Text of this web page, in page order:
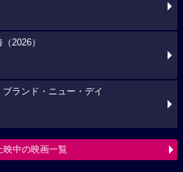
2026）
ランド・ニュー・デイ
映中の映画一覧